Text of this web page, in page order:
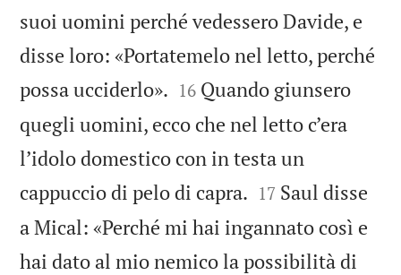
suoi uomini perché vedessero Davide, e
disse loro: «Portatemelo nel letto, perché
possa ucciderlo». 

16 Quando giunsero
quegli uomini, ecco che nel letto c’era
l’idolo domestico con in testa un
cappuccio di pelo di capra. 

17 Saul disse
a Mical: «Perché mi hai ingannato così e
hai dato al mio nemico la possibilità di